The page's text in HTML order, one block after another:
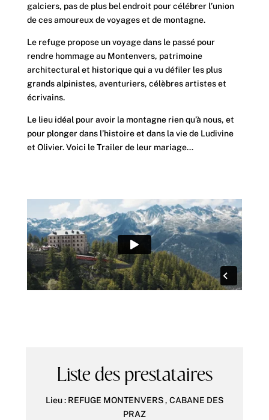
galciers, pas de plus bel endroit pour célébrer l’union
de ces amoureux de voyages et de montagne.
Le refuge propose un voyage dans le passé pour
rendre hommage au Montenvers, patrimoine
architectural et historique qui a vu défiler les plus
grands alpinistes, aventuriers, célèbres artistes et
écrivains.
Le lieu idéal pour avoir la montagne rien qu’à nous, et
pour plonger dans l’histoire et dans la vie de Ludivine
et Olivier. Voici le Trailer de leur mariage…
Liste des prestataires
Lieu : REFUGE MONTENVERS , CABANE DES
PRAZ